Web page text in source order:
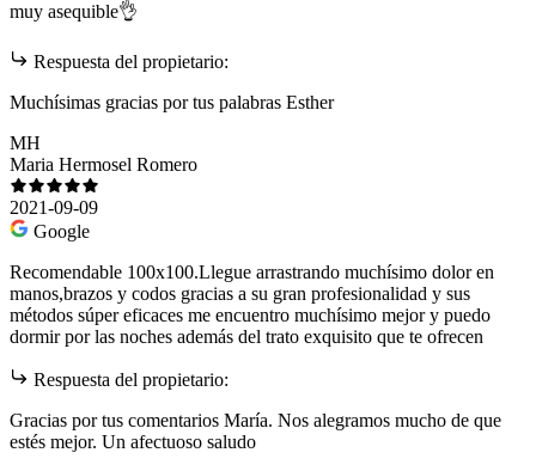
muy asequible👌
Respuesta del propietario:
Muchísimas gracias por tus palabras Esther
MH
Maria Hermosel Romero
2021-09-09
Google
Recomendable 100x100.Llegue arrastrando muchísimo dolor en
manos,brazos y codos gracias a su gran profesionalidad y sus
métodos súper eficaces me encuentro muchísimo mejor y puedo
dormir por las noches además del trato exquisito que te ofrecen
Respuesta del propietario:
Gracias por tus comentarios María. Nos alegramos mucho de que
estés mejor. Un afectuoso saludo